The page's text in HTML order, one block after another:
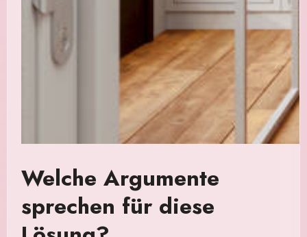
Welche Argumente
sprechen für diese